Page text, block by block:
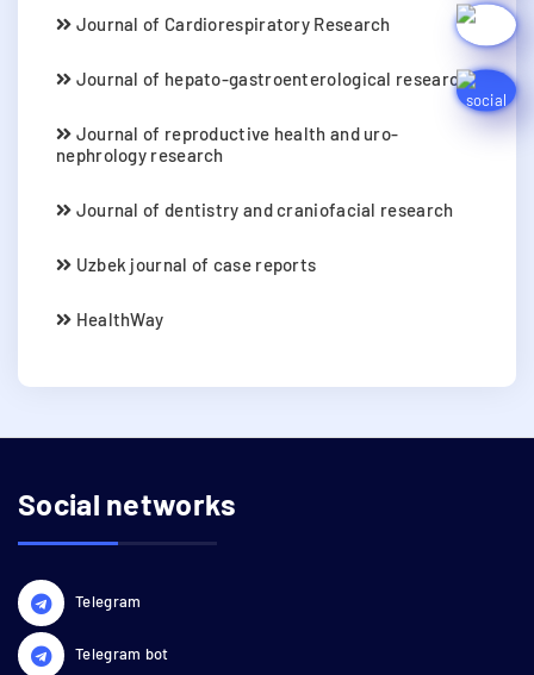
Journal of Cardiorespiratory Research
Journal of hepato-gastroenterological research
Journal of reproductive health and uro-
nephrology research
Journal of dentistry and craniofacial research
Uzbek journal of case reports
HealthWay
Social networks
Telegram
Telegram bot